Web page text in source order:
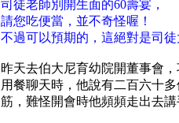
司徒老師別開生面的60壽宴，
請您吃便當，並不奇怪喔！
不過可以預期的，這絕對是司徒
昨天去伯大尼育幼院開董事會
用餐聊天時，他說有二百六十
筋，難怪開會時他頻頻走出去講